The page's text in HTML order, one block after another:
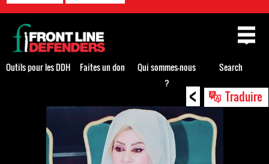
< Traduire
Back
to
top
Outils pour les DDH Faites un don
Qui sommes-nous
?
Search